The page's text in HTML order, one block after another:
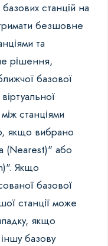
станцій на
безшовне
та
рішення,
базової
станціями
якщо вибрано
(Nearest)" або
Якщо
базової
станції може
якщо
базову